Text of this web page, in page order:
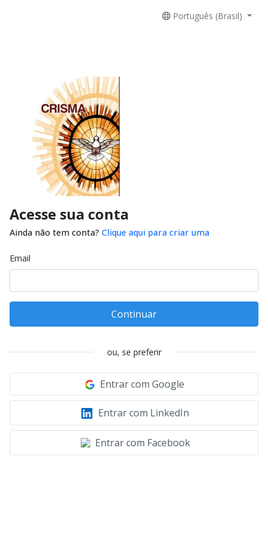
Português (Brasil)
Acesse sua conta
Ainda não tem conta? Clique aqui para criar uma
Email
Continuar
ou, se preferir
Entrar com Google
Entrar com LinkedIn
Entrar com Facebook